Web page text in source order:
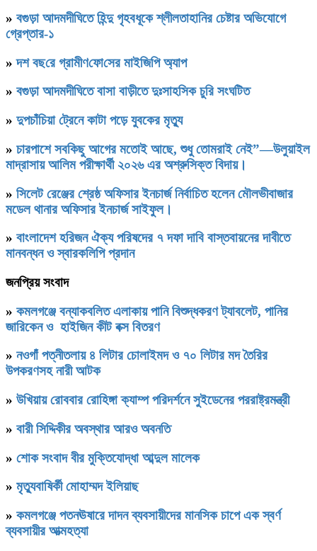
» বগুড়া আদমদীঘিতে হিন্দু গৃহবধূকে শ্লীলতাহানির চেষ্টার অভিযোগে
গ্রেপ্তার-১
»দশ বছ‌রে গ্রামীণ‌ফো‌সের মাইজিপি অ্যাপ
» বগুড়া আদমদীঘিতে বাসা বাড়ীতে দুঃসাহসিক চুরি সংঘটিত
» দুপচাঁচিয়া ট্রেনে কাটা পড়ে যুবকের মৃত্যু
» চারপাশে সবকিছু আগের মতোই আছে, শুধু তোমরাই নেই”—উলুয়াইল
মাদ্রাসায় আলিম পরীক্ষার্থী ২০২৬ এর অশ্রুসিক্ত বিদায়।
» সিলেট রেঞ্জের শ্রেষ্ঠ অফিসার ইনচার্জ নির্বাচিত হলেন মৌলভীবাজার
মডেল থানার অফিসার ইনচার্জ সাইফুল।
» বাংলাদেশ হরিজন ঐক্য পরিষদের ৭ দফা দাবি বাস্তবায়নের দাবীতে
মানবন্ধন ও স্বারকলিপি প্রদান
জনপ্রিয় সংবাদ
» কমলগঞ্জে বন্যাকবলিত এলাকায় পানি বিশুদ্ধকরণ ট্যাবলেট, পানির
জারিকেন ও হাইজিন কীট বক্স বিতরণ
» নওগাঁ পত্নীতলায় ৪ লিটার চোলাইমদ ও ৭০ লিটার মদ তৈরির
উপকরণসহ নারী আটক
» উখিয়ায় রোববার রোহিঙ্গা ক্যাম্প পরিদর্শনে সুইডেনের পররাষ্ট্রমন্ত্রী
» বারী সিদ্দিকীর অবস্থার আরও অবনতি
» শোক সংবাদ বীর মুক্তিযোদ্ধা আব্দুল মালেক
» মৃত্যুবাষির্কী মোহাম্মদ ইলিয়াছ
» কমলগঞ্জে পতনঊষারে দাদন ব্যবসায়ীদের মানসিক চাপে এক স্বর্ণ
ব্যবসায়ীর আত্মহত্যা